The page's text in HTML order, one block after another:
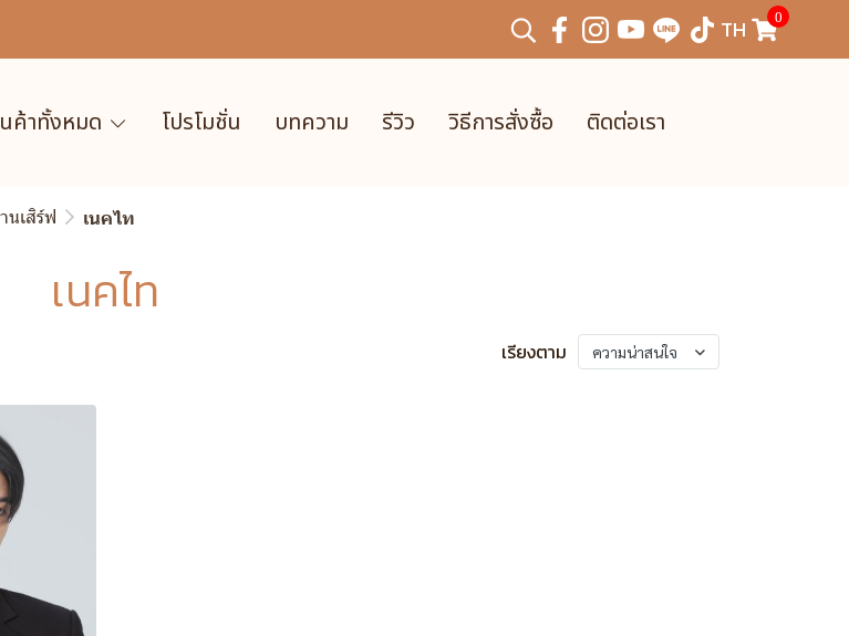
TH 0
ค้าทั้งหมด โปรโมชั่น บทความ รีวิว วิธีการสั่งซื้อ ติดต่อเรา
นเสิร์ฟ เนคไท
เนคไท
เรียงตาม ความน่าสนใจ